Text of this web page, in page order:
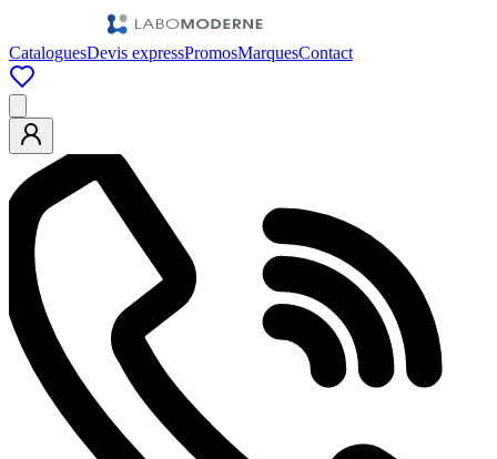
CataloguesDevis expressPromosMarquesContact